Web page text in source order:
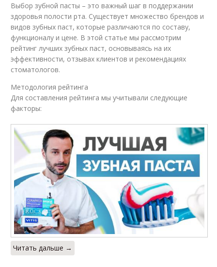
Выбор зубной пасты – это важный шаг в поддержании
здоровья полости рта. Существует множество брендов и
видов зубных паст, которые различаются по составу,
функционалу и цене. В этой статье мы рассмотрим
рейтинг лучших зубных паст, основываясь на их
эффективности, отзывах клиентов и рекомендациях
стоматологов.
Методология рейтинга
Для составления рейтинга мы учитывали следующие
факторы:
Читать дальше →